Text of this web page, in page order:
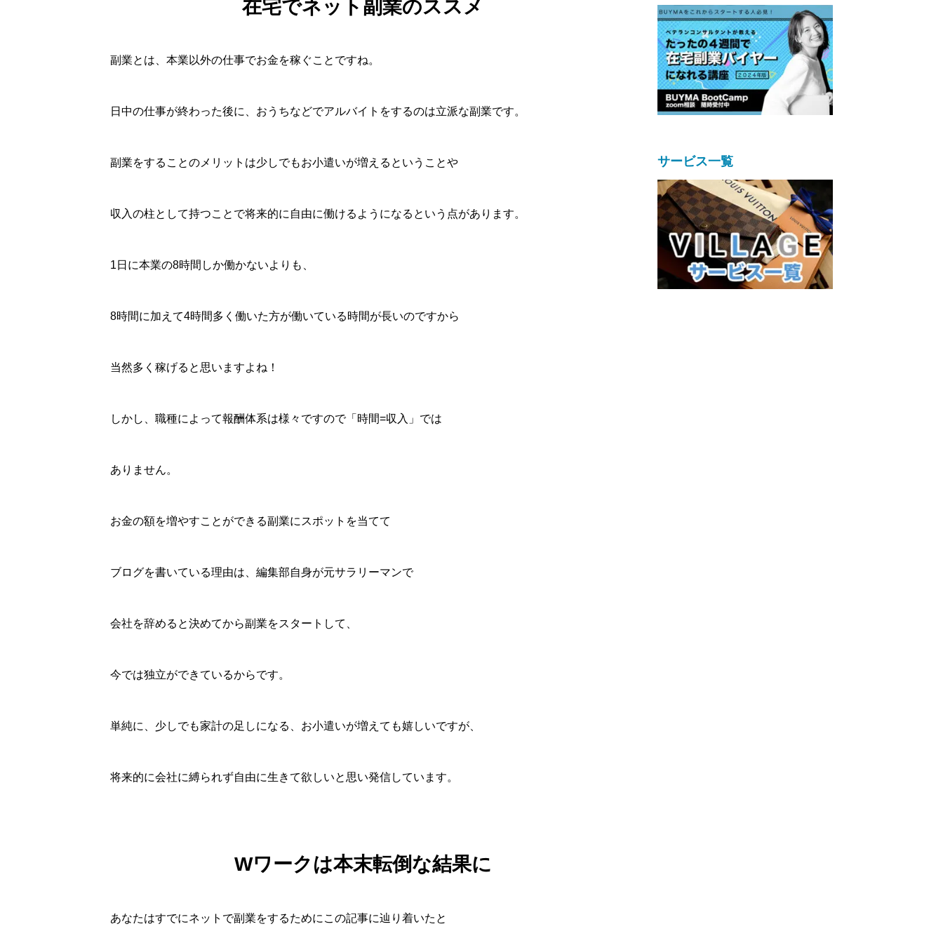
在宅でネット副業のススメ
副業とは、本業以外の仕事でお金を稼ぐことですね。
日中の仕事が終わった後に、おうちなどでアルバイトをするのは立派な副業です。
副業をすることのメリットは少しでもお小遣いが増えるということや
収入の柱として持つことで将来的に自由に働けるようになるという点があります。
1日に本業の8時間しか働かないよりも、
8時間に加えて4時間多く働いた方が働いている時間が長いのですから
当然多く稼げると思いますよね！
しかし、職種によって報酬体系は様々ですので「時間=収入」では
ありません。
お金の額を増やすことができる副業にスポットを当てて
ブログを書いている理由は、編集部自身が元サラリーマンで
会社を辞めると決めてから副業をスタートして、
今では独立ができているからです。
単純に、少しでも家計の足しになる、お小遣いが増えても嬉しいですが、
将来的に会社に縛られず自由に生きて欲しいと思い発信しています。
Wワークは本末転倒な結果に
あなたはすでにネットで副業をするためにこの記事に辿り着いたと
サービス一覧